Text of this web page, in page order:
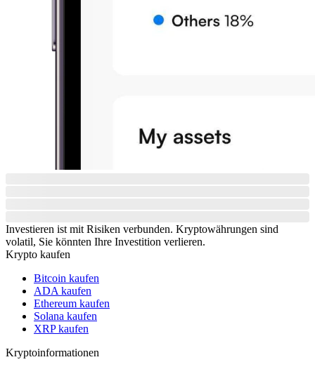
Investieren ist mit Risiken verbunden. Kryptowährungen sind
volatil, Sie könnten Ihre Investition verlieren.
Krypto kaufen
Bitcoin kaufen
ADA kaufen
Ethereum kaufen
Solana kaufen
XRP kaufen
Kryptoinformationen